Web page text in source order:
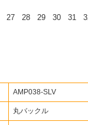
27 28 29 30 31
AMP038-SLV
丸バックル